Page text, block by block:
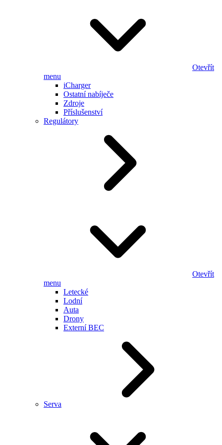
Otevřít
menu
iCharger
Ostatní nabíječe
Zdroje
Příslušenství
Regulátory
Otevřít
menu
Letecké
Lodní
Auta
Drony
Externí BEC
Serva